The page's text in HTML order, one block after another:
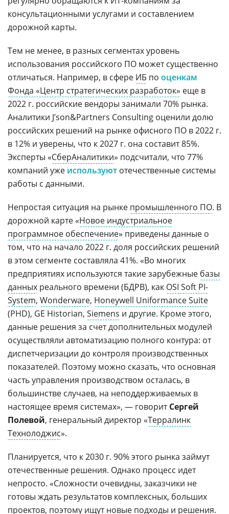
консультационными услугами и составлением
дорожной карты.
Тем не менее, в разных сегментах уровень
использования российского ПО может существенно
отличаться. Например, в сфере ИБ по оценкам
Фонда «Центр стратегических разработок» еще в
2022 г. российские вендоры занимали 70% рынка.
Аналитики J’son&Partners Consulting оценили долю
российских решений на рынке офисного ПО в 2022 г.
в 12% и уверены, что к 2027 г. она составит 85%.
Эксперты «СберАналитики» подсчитали, что 77%
компаний уже используют отечественные системы
работы с данными.
Непростая ситуация на рынке промышленного ПО. В
дорожной карте «Новое индустриальное
программное обеспечение» приведены данные о
том, что на начало 2022 г. доля российских решений
в этом сегменте составляла 41%. «Во многих
предприятиях используются такие зарубежные базы
данных реального времени (БДРВ), как OSI Soft PI-
System, Wonderware, Honeywell Uniformance Suite
(PHD), GE Historian, Siemens и другие. Кроме этого,
данные решения за счет дополнительных модулей
осуществляли автоматизацию полного контура: от
диспетчеризации до контроля производственных
показателей. Поэтому можно сказать, что основная
часть управления производством осталась, в
большинстве случаев, на неподдерживаемых в
настоящее время системах», — говоритСергей
Полевой, генеральный директор «Терралинк
Технолоджис».
Планируется, что к 2030 г. 90% этого рынка займут
отечественные решения. Однако процесс идет
непросто. «Сложности очевидны, заказчики не
готовы ждать результатов комплексных, больших
проектов, поэтому ищут новые подходы и решения.